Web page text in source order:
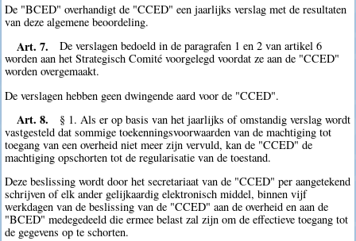
De "BCED" overhandigt de "CCED" een jaarlijks verslag met de resultaten
van deze algemene beoordeling.
Art. 7.
De verslagen bedoeld in de paragrafen 1 en 2 van artikel 6
worden aan het Strategisch Comité voorgelegd voordat ze aan de "CCED"
worden overgemaakt.
De verslagen hebben geen dwingende aard voor de "CCED".
Art. 8.
§ 1. Als er op basis van het jaarlijks of omstandig verslag wordt
vastgesteld dat sommige toekenningsvoorwaarden van de machtiging tot
toegang van een overheid niet meer zijn vervuld, kan de "CCED" de
machtiging opschorten tot de regularisatie van de toestand.
Deze beslissing wordt door het secretariaat van de "CCED" per aangetekend
schrijven of elk ander gelijkaardig elektronisch middel, binnen vijf
werkdagen van de beslissing van de "CCED" aan de overheid en aan de
"BCED" medegedeeld die ermee belast zal zijn om de effectieve toegang tot
de gegevens op te schorten.